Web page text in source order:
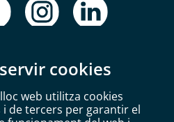
cookies
web utilitza cookies
i de tercers per garantir el
Política de Cookies
Configurar Cookies